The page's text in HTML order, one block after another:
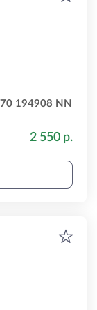
194908 NN
2 550 р.